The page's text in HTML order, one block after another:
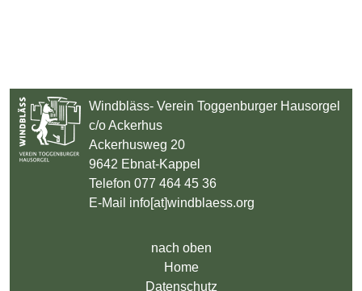
Windbläss- Verein Toggenburger Hausorgel
c/o Ackerhus
Ackerhusweg 20
9642 Ebnat-Kappel
Telefon 077 464 45 36
E-Mail info[at]windblaess.org
nach oben
Home
Datenschutz